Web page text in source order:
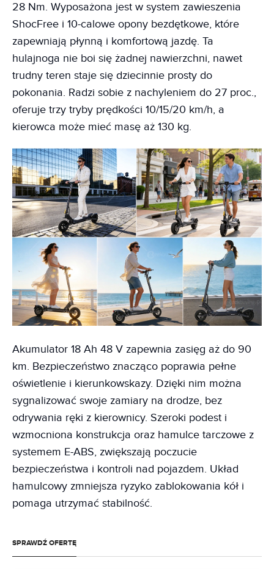
28 Nm. Wyposażona jest w system zawieszenia
ShocFree i 10-calowe opony bezdętkowe, które
zapewniają płynną i komfortową jazdę. Ta
hulajnoga nie boi się żadnej nawierzchni, nawet
trudny teren staje się dziecinnie prosty do
pokonania. Radzi sobie z nachyleniem do 27 proc.,
oferuje trzy tryby prędkości 10/15/20 km/h, a
kierowca może mieć masę aż 130 kg.
Akumulator 18 Ah 48 V zapewnia zasięg aż do 90
km. Bezpieczeństwo znacząco poprawia pełne
oświetlenie i kierunkowskazy. Dzięki nim można
sygnalizować swoje zamiary na drodze, bez
odrywania ręki z kierownicy. Szeroki podest i
wzmocniona konstrukcja oraz hamulce tarczowe z
systemem E-ABS, zwiększają poczucie
bezpieczeństwa i kontroli nad pojazdem. Układ
hamulcowy zmniejsza ryzyko zablokowania kół i
pomaga utrzymać stabilność.
SPRAWDŹ OFERTĘ